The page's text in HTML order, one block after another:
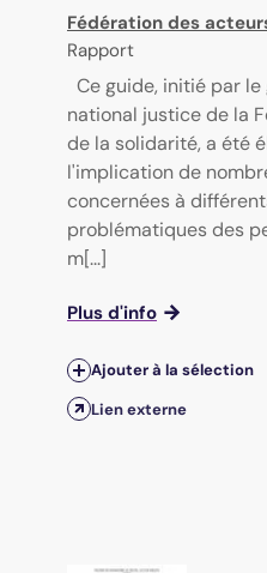
Fédération des
Rapport
Ce guide, initié par
national justice de la
de la solidarité, a été
l'implication de
concernées à
problématiques des
m[...]
Plus d'info
Ajouter à la sélection
Lien externe